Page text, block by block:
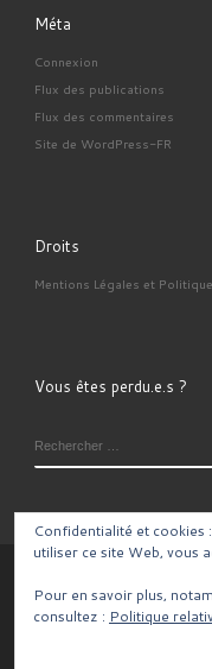
Méta
Connexion
Flux des publications
Flux des commentaires
Site de WordPress-FR
Droits
Mentions Légales et
Vous êtes perdu.e.s ?
Propulsé par WP–
Confidentialité et cookies
utiliser ce site Web, vous
Pour en savoir plus,
consultez : Politique